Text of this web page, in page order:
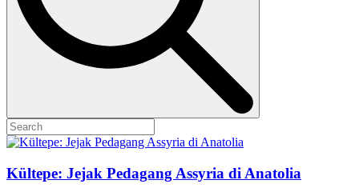
Kültepe: Jejak Pedagang Assyria di Anatolia